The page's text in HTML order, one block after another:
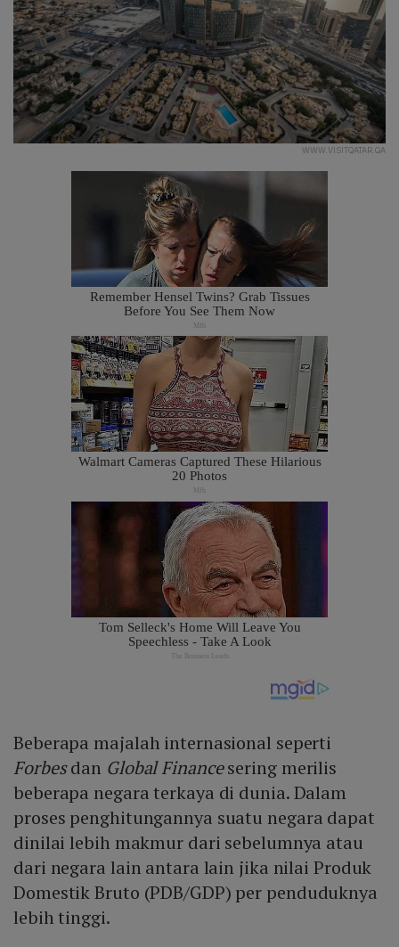
WWW.VISITQATAR.QA
Beberapa majalah internasional seperti
Forbesdan Global Financesering merilis
beberapa negara terkaya di dunia. Dalam
proses penghitungannya suatu negara dapat
dinilai lebih makmur dari sebelumnya atau
dari negara lain antara lain jika nilai Produk
Domestik Bruto (PDB/GDP) per penduduknya
lebih tinggi.